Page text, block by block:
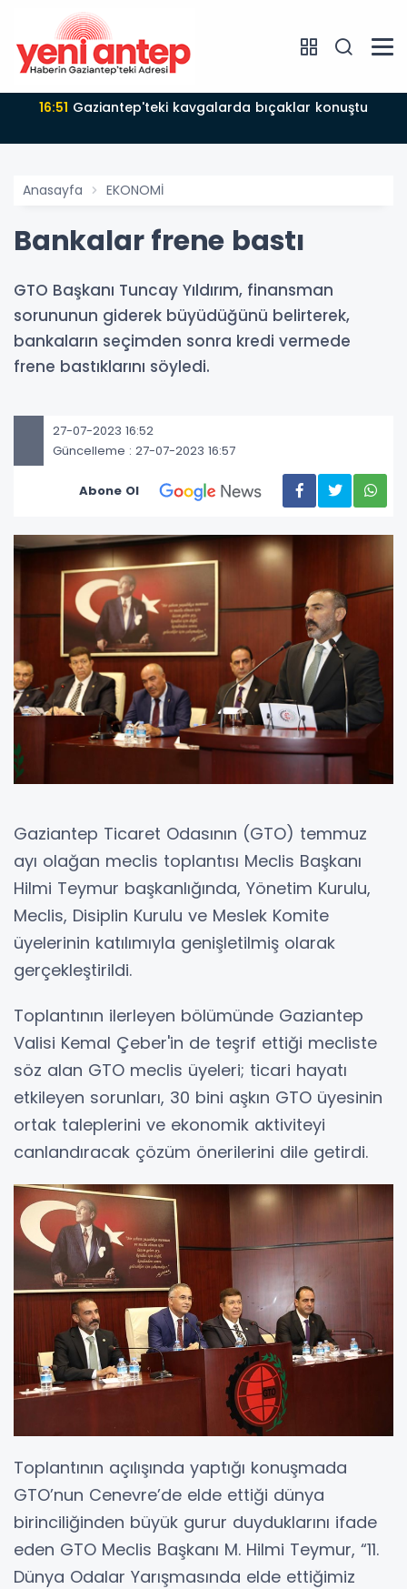
16:51 Gaziantep'teki kavgalarda bıçaklar konuştu
Anasayfa EKONOMİ
Bankalar frene bastı
GTO Başkanı Tuncay Yıldırım, finansman
sorununun giderek büyüdüğünü belirterek,
bankaların seçimden sonra kredi vermede
frene bastıklarını söyledi.
27-07-2023 16:52
Güncelleme : 27-07-2023 16:57
Abone Ol
Gaziantep Ticaret Odasının (GTO) temmuz
ayı olağan meclis toplantısı Meclis Başkanı
Hilmi Teymur başkanlığında, Yönetim Kurulu,
Meclis, Disiplin Kurulu ve Meslek Komite
üyelerinin katılımıyla genişletilmiş olarak
gerçekleştirildi.
Toplantının ilerleyen bölümünde Gaziantep
Valisi Kemal Çeber'in de teşrif ettiği mecliste
söz alan GTO meclis üyeleri; ticari hayatı
etkileyen sorunları, 30 bini aşkın GTO üyesinin
ortak taleplerini ve ekonomik aktiviteyi
canlandıracak çözüm önerilerini dile getirdi.
Toplantının açılışında yaptığı konuşmada
GTO’nun Cenevre’de elde ettiği dünya
birinciliğinden büyük gurur duyduklarını ifade
eden GTO Meclis Başkanı M. Hilmi Teymur, “11.
Dünya Odalar Yarışmasında elde ettiğimiz